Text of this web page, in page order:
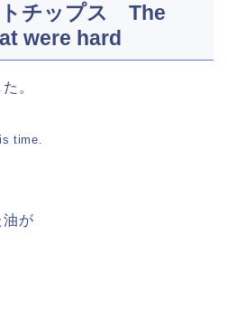
トチップス The
were hard
。
time.
油が